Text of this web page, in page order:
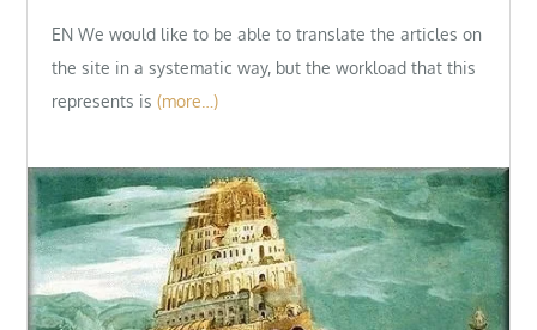
EN We would like to be able to translate the articles on
the site in a systematic way, but the workload that this
represents is (more…)